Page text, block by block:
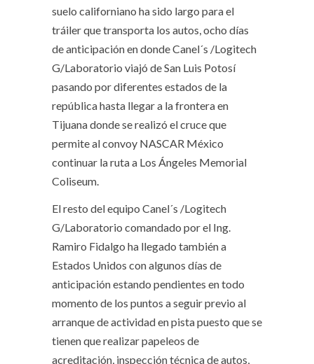
suelo californiano ha sido largo para el
tráiler que transporta los autos, ocho días
de anticipación en donde Canel´s /Logitech
G/Laboratorio viajó de San Luis Potosí
pasando por diferentes estados de la
república hasta llegar a la frontera en
Tijuana donde se realizó el cruce que
permite al convoy NASCAR México
continuar la ruta a Los Ángeles Memorial
Coliseum.
El resto del equipo Canel´s /Logitech
G/Laboratorio comandado por el Ing.
Ramiro Fidalgo ha llegado también a
Estados Unidos con algunos días de
anticipación estando pendientes en todo
momento de los puntos a seguir previo al
arranque de actividad en pista puesto que se
tienen que realizar papeleos de
acreditación, inspección técnica de autos,